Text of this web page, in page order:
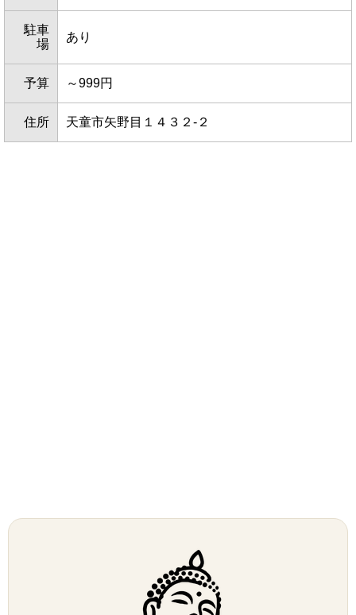
駐車
場
あり
予算 ～999円
住所 天童市矢野目１４３２-２